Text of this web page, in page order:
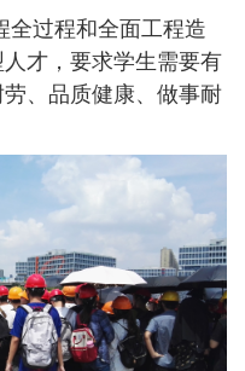
全过程和全面工程造
才，要求学生需要有
、品质健康、做事耐